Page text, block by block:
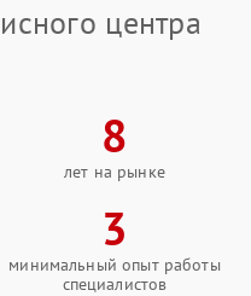
центра
8
лет на рынке
3
минимальный опыт работы
специалистов